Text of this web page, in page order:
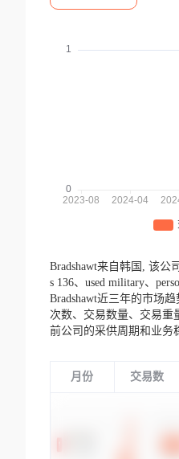
Bradshawt来自韩国, 该公
s 136、used military、
Bradshawt近三年的市场
次数、交易数量、交易重
前公司的采供周期和业务
月份 交易数